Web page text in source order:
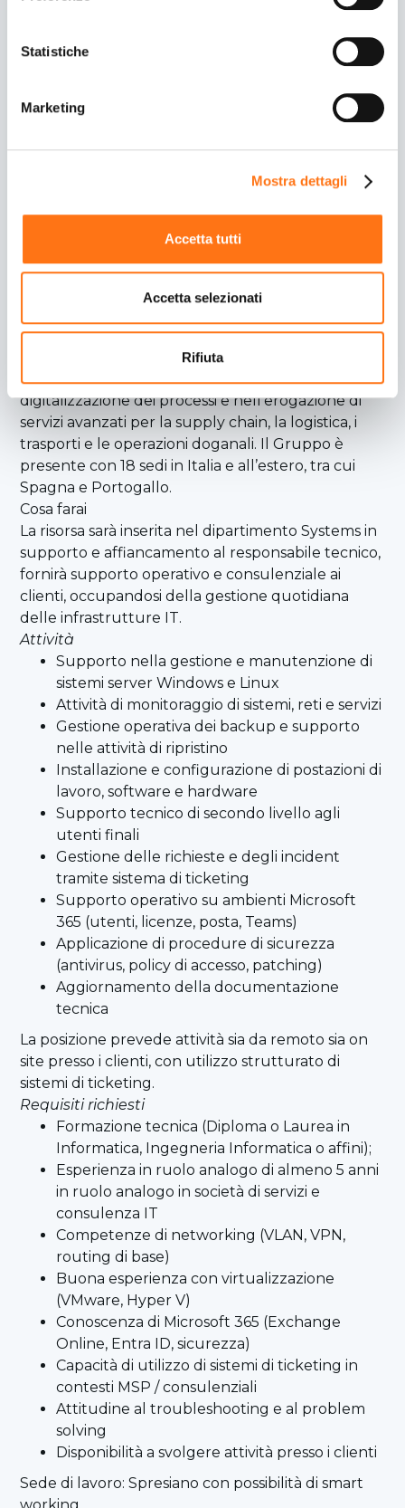
per accedere alla
Statistiche
Marketing
Mostra dettagli
Accetta tutti
Accetta selezionati
Rifiuta
Consulente Sistemista IT
LIVELLO
CONTRATTO
Leviahub Groupè un partner tecnologico e
consulenziale specializzato nello sviluppo di
soluzioni software e sistemistica, nella
digitalizzazione dei processi e nell’erogazione di
servizi avanzati per la supply chain, la logistica, i
trasporti e le operazioni doganali. Il Gruppo è
presente con 18 sedi in Italia e all’estero, tra cui
Spagna e Portogallo.
Cosa farai
La risorsa sarà inserita nel dipartimento Systems in
supporto e affiancamento al responsabile tecnico,
fornirà supporto operativo e consulenziale ai
clienti, occupandosi della gestione quotidiana
delle infrastrutture IT.
Attività
Supporto nella gestione e manutenzione di
sistemi server Windows e Linux
Attività di monitoraggio di sistemi, reti e servizi
Gestione operativa dei backup e supporto
nelle attività di ripristino
Installazione e configurazione di postazioni di
lavoro, software e hardware
Supporto tecnico di secondo livello agli
utenti finali
Gestione delle richieste e degli incident
tramite sistema di ticketing
Supporto operativo su ambienti Microsoft
365 (utenti, licenze, posta, Teams)
Applicazione di procedure di sicurezza
(antivirus, policy di accesso, patching)
Aggiornamento della documentazione
tecnica
La posizione prevede attività sia da remoto sia on
site presso i clienti, con utilizzo strutturato di
sistemi di ticketing.
Requisiti richiesti
Formazione tecnica (Diploma o Laurea in
Informatica, Ingegneria Informatica o affini);
Esperienza in ruolo analogo di almeno 5 anni
in ruolo analogo in società di servizi e
consulenza IT
Competenze di networking (VLAN, VPN,
routing di base)
Buona esperienza con virtualizzazione
(VMware, Hyper V)
Conoscenza di Microsoft 365 (Exchange
Online, Entra ID, sicurezza)
Capacità di utilizzo di sistemi di ticketing in
contesti MSP / consulenziali
Attitudine al troubleshooting e al problem
solving
Disponibilità a svolgere attività presso i clienti
Sede di lavoro: Spresiano con possibilità di smart